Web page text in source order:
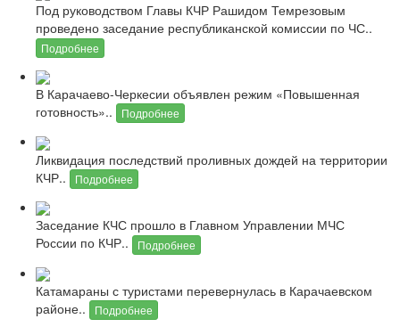
Под руководством Главы КЧР Рашидом Темрезовым
проведено заседание республиканской комиссии по ЧС..
Подробнее
В Карачаево-Черкесии объявлен режим «Повышенная
готовность»..
Подробнее
Ликвидация последствий проливных дождей на территории
КЧР..
Подробнее
Заседание КЧС прошло в Главном Управлении МЧС
России по КЧР..
Подробнее
Катамараны с туристами перевернулась в Карачаевском
районе..
Подробнее